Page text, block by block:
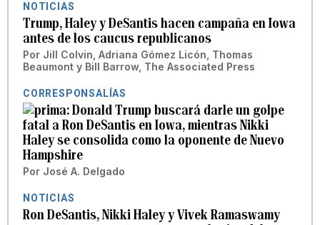
NOTICIAS
Trump, Haley y DeSantis hacen campaña en Iowa
antes de los caucus republicanos
Por Jill Colvin, Adriana Gómez Licón, Thomas
Beaumont y Bill Barrow, The Associated Press
CORRESPONSALÍAS
Donald Trump buscará darle un golpe
fatal a Ron DeSantis en Iowa, mientras Nikki
Haley se consolida como la oponente de Nuevo
Hampshire
Por José A. Delgado
NOTICIAS
Ron DeSantis, Nikki Haley y Vivek Ramaswamy